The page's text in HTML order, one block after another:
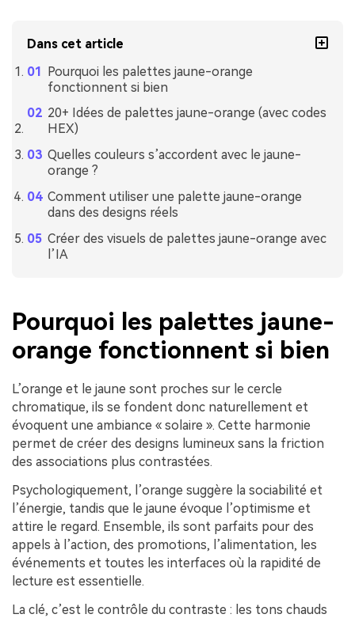
Dans cet article
Pourquoi les palettes jaune-orange
fonctionnent si bien
20+ Idées de palettes jaune-orange (avec codes
HEX)
Quelles couleurs s’accordent avec le jaune-
orange ?
Comment utiliser une palette jaune-orange
dans des designs réels
Créer des visuels de palettes jaune-orange avec
l’IA
Pourquoi les palettes jaune-
orange fonctionnent si bien
L’orange et le jaune sont proches sur le cercle
chromatique, ils se fondent donc naturellement et
évoquent une ambiance « solaire ». Cette harmonie
permet de créer des designs lumineux sans la friction
des associations plus contrastées.
Psychologiquement, l’orange suggère la sociabilité et
l’énergie, tandis que le jaune évoque l’optimisme et
attire le regard. Ensemble, ils sont parfaits pour des
appels à l’action, des promotions, l’alimentation, les
événements et toutes les interfaces où la rapidité de
lecture est essentielle.
La clé, c’est le contrôle du contraste : les tons chauds